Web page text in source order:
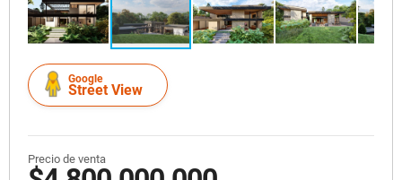
Google
Street View
Precio de venta